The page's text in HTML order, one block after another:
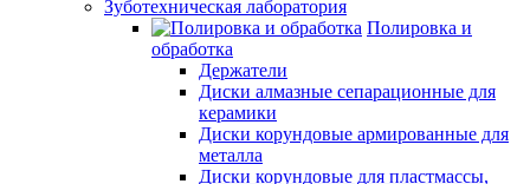
Зуботехническая лаборатория
Полировка и
обработка
Держатели
Диски алмазные сепарационные для
керамики
Диски корундовые армированные для
металла
Диски корундовые для пластмассы,